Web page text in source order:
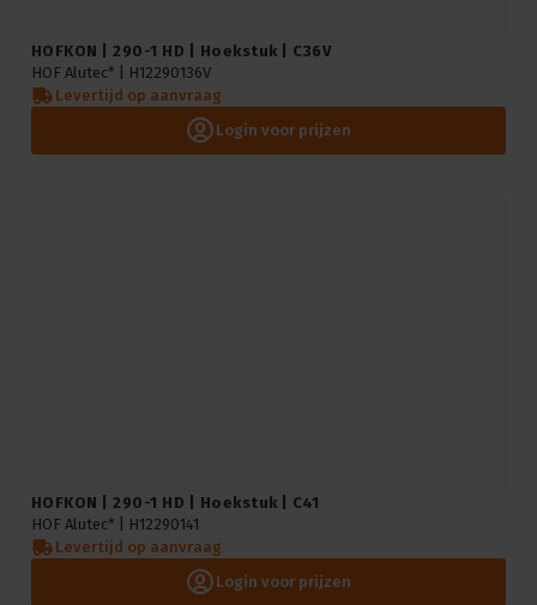
HOFKON | 290-1 HD | Hoekstuk | C36V
HOF Alutec* |
H12290136V
Levertijd op aanvraag
Login voor prijzen
HOFKON | 290-1 HD | Hoekstuk | C41
HOF Alutec* |
H12290141
Levertijd op aanvraag
Login voor prijzen